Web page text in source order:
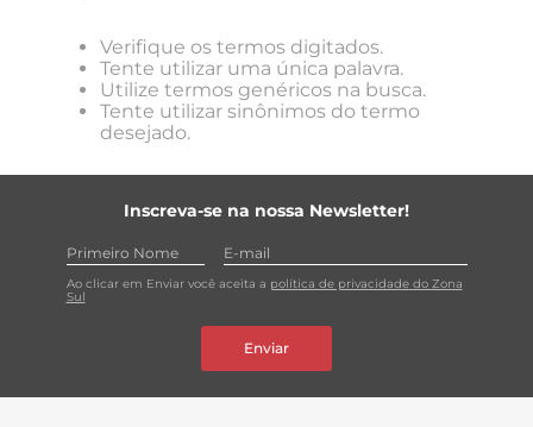
Verifique os termos digitados.
Tente utilizar uma única palavra.
Utilize termos genéricos na busca.
Tente utilizar sinônimos do termo
desejado.
Inscreva-se na nossa Newsletter!
Ao clicar em Enviar você aceita a política de privacidade do Zona
Sul
Enviar